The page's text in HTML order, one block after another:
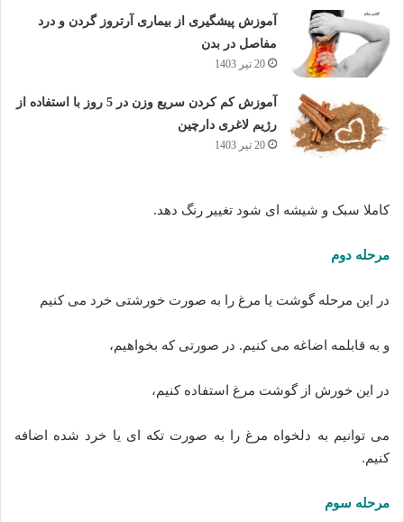
آموزش پیشگیری از بیماری آرتروز گردن و درد
مفاصل در بدن
20 تیر 1403
آموزش کم کردن سریع وزن در 5 روز با استفاده از
رژیم لاغری دارچین
20 تیر 1403
کاملا سبک و شیشه ای شود تغییر رنگ دهد.
مرحله دوم
در این مرحله گوشت یا مرغ را به صورت خورشتی خرد می کنیم
و به قابلمه اضاغه می کنیم. در صورتی که بخواهیم،
در این خورش از گوشت مرغ استفاده کنیم،
می توانیم به دلخواه مرغ را به صورت تکه ای یا خرد شده اضافه
کنیم.
مرحله سوم